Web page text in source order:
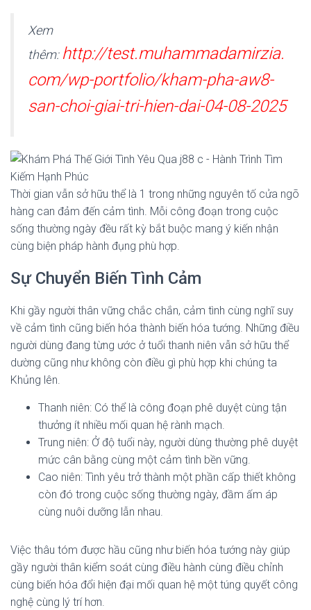
Xem
thêm: http://test.muhammadamirzia.
com/wp-portfolio/kham-pha-aw8-
san-choi-giai-tri-hien-dai-04-08-2025
Thời gian vẫn sở hữu thể là 1 trong những nguyên tố cửa ngõ
hàng can đảm đến cảm tình. Mỗi công đoạn trong cuộc
sống thường ngày đều rất kỳ bắt buộc mang ý kiến nhận
cùng biện pháp hành đụng phù hợp.
Sự Chuyển Biến Tình Cảm
Khi gầy người thân vững chắc chắn, cảm tình cùng nghĩ suy
về cảm tình cũng biến hóa thành biến hóa tướng. Những điều
người dùng đang từng ước ở tuổi thanh niên vẫn sở hữu thể
dường cũng như không còn điều gì phù hợp khi chúng ta
Khủng lên.
Thanh niên: Có thể là công đoạn phê duyệt cùng tận
thưởng ít nhiều mối quan hệ rành mạch.
Trung niên: Ở độ tuổi này, người dùng thường phê duyệt
mức cân bằng cùng một cảm tình bền vững.
Cao niên: Tình yêu trở thành một phần cấp thiết không
còn đó trong cuộc sống thường ngày, đầm ấm áp
cùng nuôi dưỡng lẫn nhau.
Việc thâu tóm được hầu cũng như biến hóa tướng này giúp
gầy người thân kiểm soát cùng điều hành cùng điều chỉnh
cùng biến hóa đổi hiện đại mối quan hệ một túng quyết công
nghệ cùng lý trí hơn.